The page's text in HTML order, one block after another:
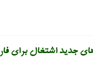
جدید اشتغال برای